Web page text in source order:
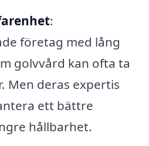
:
företag med lång
golvvård kan ofta ta
Men deras expertis
ett bättre
hållbarhet.